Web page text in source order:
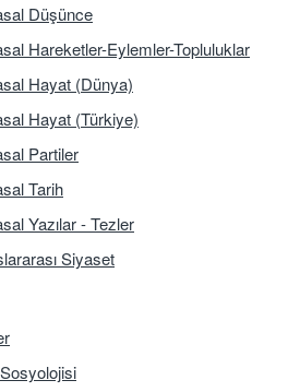
Düşünce
Hareketler-Eylemler-Topluluklar
Hayat (Dünya)
Hayat (Türkiye)
Partiler
Tarih
Yazılar - Tezler
Siyaset